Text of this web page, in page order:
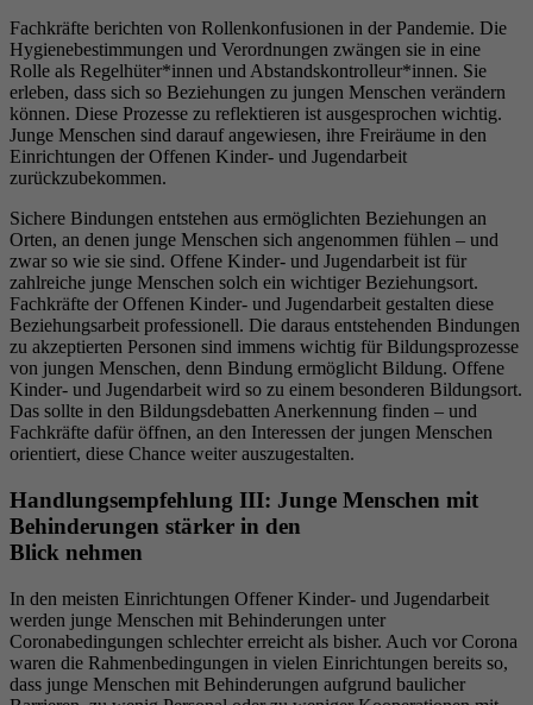
Fachkräfte berichten von Rollenkonfusionen in der Pandemie. Die
Hygienebestimmungen und Verordnungen zwängen sie in eine
Rolle als Regelhüter*innen und Abstandskontrolleur*innen. Sie
erleben, dass sich so Beziehungen zu jungen Menschen verändern
können. Diese Prozesse zu reflektieren ist ausgesprochen wichtig.
Junge Menschen sind darauf angewiesen, ihre Freiräume in den
Einrichtungen der Offenen Kinder- und Jugendarbeit
zurückzubekommen.
Sichere Bindungen entstehen aus ermöglichten Beziehungen an
Orten, an denen junge Menschen sich angenommen fühlen – und
zwar so wie sie sind. Offene Kinder- und Jugendarbeit ist für
zahlreiche junge Menschen solch ein wichtiger Beziehungsort.
Fachkräfte der Offenen Kinder- und Jugendarbeit gestalten diese
Beziehungsarbeit professionell. Die daraus entstehenden Bindungen
zu akzeptierten Personen sind immens wichtig für Bildungsprozesse
von jungen Menschen, denn Bindung ermöglicht Bildung. Offene
Kinder- und Jugendarbeit wird so zu einem besonderen Bildungsort.
Das sollte in den Bildungsdebatten Anerkennung finden – und
Fachkräfte dafür öffnen, an den Interessen der jungen Menschen
orientiert, diese Chance weiter auszugestalten.
Handlungsempfehlung III: Junge Menschen mit
Behinderungen stärker in den
Blick nehmen
In den meisten Einrichtungen Offener Kinder- und Jugendarbeit
werden junge Menschen mit Behinderungen unter
Coronabedingungen schlechter erreicht als bisher. Auch vor Corona
waren die Rahmenbedingungen in vielen Einrichtungen bereits so,
dass junge Menschen mit Behinderungen aufgrund baulicher